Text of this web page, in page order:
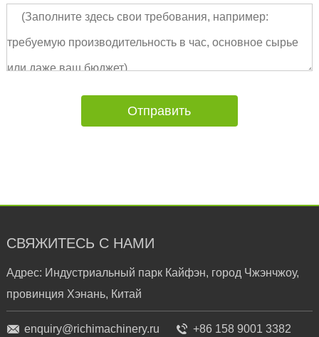
СВЯЖИТЕСЬ С НАМИ
Адрес: Индустриальный парк Кайфэн, город Чжэнчжоу,
провинция Хэнань, Китай
enquiry@richimachinery.ru +86 158 9001 3382